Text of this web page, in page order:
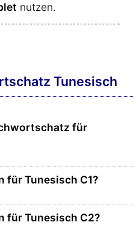
nutzen.
Tunesisch
für
für Tunesisch C1?
für Tunesisch C2?